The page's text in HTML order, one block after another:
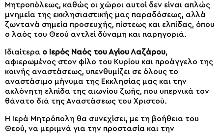
Μητροπόλεως, καθώς οι χώροι αυτοί δεν είναι απλώς
μνημεία της εκκλησιαστικής μας παραδόσεως, αλλά
ζωντανά σημεία προσευχής, πίστεως και ελπίδας, όπου
ο λαός του Θεού αντλεί δύναμη και παρηγοριά.
Ιδιαίτερα ο Ιερός Ναός του Αγίου Λαζάρου,
αφιερωμένος στον φίλο του Κυρίου και προάγγελο της
κοινής αναστάσεως, υπενθυμίζει σε όλους το
αναστάσιμο μήνυμα της Εκκλησίας μας και την
ακλόνητη ελπίδα της αιωνίου ζωής, που υπερνικά τον
θάνατο διά της Αναστάσεως του Χριστού.
Η Ιερά Μητρόπολη θα συνεχίσει, με τη βοήθεια του
Θεού, να μεριμνά για την προστασία και την